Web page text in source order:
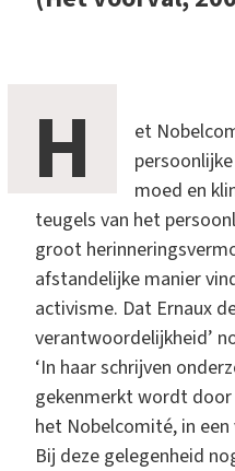
H
et
moed en
teugels van het
groot
afstandelijke manier
activisme. Dat Ernaux
verantwoordelijkheid’
‘In haar schrijven
gekenmerkt wordt door
het Nobelcomité, in een
Bij deze gelegenheid